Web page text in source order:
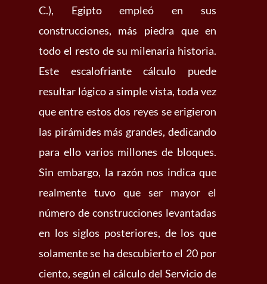
C.), Egipto empleó en sus
construcciones, más piedra que en
todo el resto de su milenaria historia.
Este escalofriante cálculo puede
resultar lógico a simple vista, toda vez
que entre estos dos reyes se erigieron
las pirámides más grandes, dedicando
para ello varios millones de bloques.
Sin embargo, la razón nos indica que
realmente tuvo que ser mayor el
número de construcciones levantadas
en los siglos posteriores, de los que
solamente se ha descubierto el 20 por
ciento, según el cálculo del Servicio de